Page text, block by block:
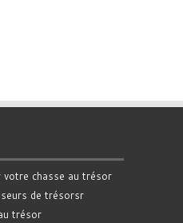
chasse au trésor
de trésorsr
trésor